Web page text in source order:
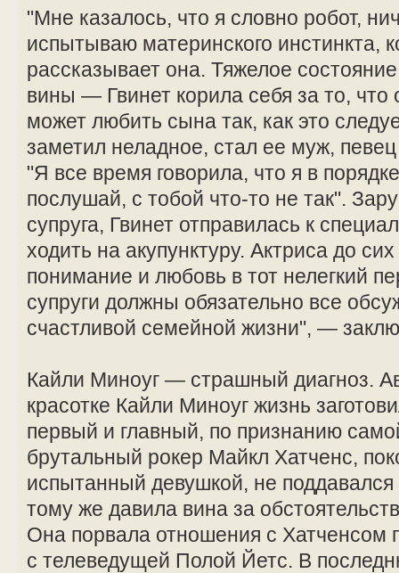
"Мне казалось, что я словно робот,
испытываю материнского инстинкта,
рассказывает она. Тяжелое
вины — Гвинет корила себя за то, что
может любить сына так, как это
заметил неладное, стал ее муж,
"Я все время говорила, что я в
послушай, с тобой что-то не так".
супруга, Гвинет отправилась к
ходить на акупунктуру. Актриса до
понимание и любовь в тот нелегкий
супруги должны обязательно все
счастливой семейной жизни", —
Кайли Миноуг — страшный диагноз.
красотке Кайли Миноуг жизнь
первый и главный, по признанию
брутальный рокер Майкл Хатченс,
испытанный девушкой, не
тому же давила вина за
Она порвала отношения с Хатченсом
с телеведущей Полой Йетс. В